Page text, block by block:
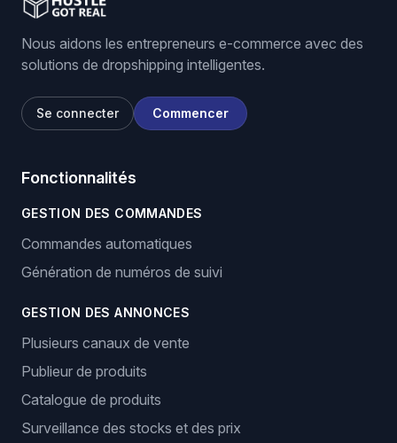
Nous aidons les entrepreneurs e-commerce avec des
solutions de dropshipping intelligentes.
Se connecter Commencer
Fonctionnalités
GESTION DES COMMANDES
Commandes automatiques
Génération de numéros de suivi
GESTION DES ANNONCES
Plusieurs canaux de vente
Publieur de produits
Catalogue de produits
Surveillance des stocks et des prix